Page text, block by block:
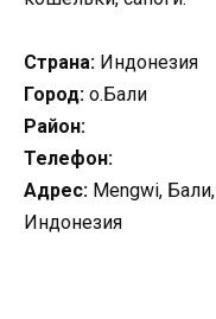
Страна: Индонезия
Город: о.Бали
Район:
Телефон:
Адрес: Mengwi, Бали,
Индонезия